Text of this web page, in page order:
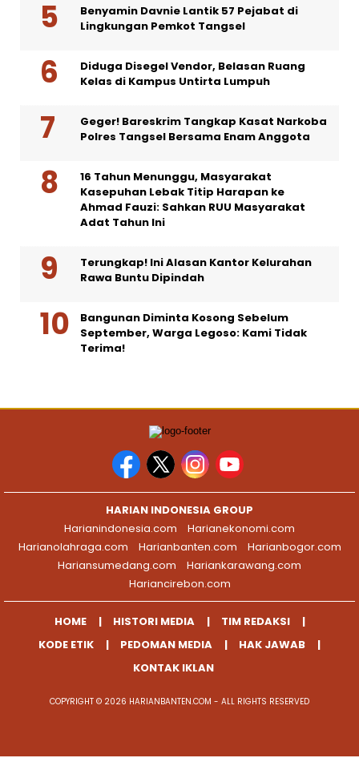
Benyamin Davnie Lantik 57 Pejabat di
Lingkungan Pemkot Tangsel
Diduga Disegel Vendor, Belasan Ruang
Kelas di Kampus Untirta Lumpuh
Geger! Bareskrim Tangkap Kasat Narkoba
Polres Tangsel Bersama Enam Anggota
16 Tahun Menunggu, Masyarakat
Kasepuhan Lebak Titip Harapan ke
Ahmad Fauzi: Sahkan RUU Masyarakat
Adat Tahun Ini
Terungkap! Ini Alasan Kantor Kelurahan
Rawa Buntu Dipindah
Bangunan Diminta Kosong Sebelum
September, Warga Legoso: Kami Tidak
Terima!
HARIAN INDONESIA GROUP
Harianindonesia.com
Harianekonomi.com
Harianolahraga.com
Harianbanten.com
Harianbogor.com
Hariansumedang.com
Hariankarawang.com
Hariancirebon.com
HOME HISTORI MEDIA
TIM REDAKSI
KODE ETIK
PEDOMAN MEDIA
HAK JAWAB
KONTAK IKLAN
COPYRIGHT © 2026 HARIANBANTEN.COM - ALL RIGHTS RESERVED